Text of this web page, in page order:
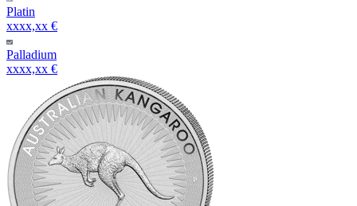
Platin
xxxx,xx €
Palladium
xxxx,xx €